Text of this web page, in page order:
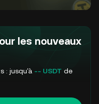
les nouveaux
: jusqu'à -- USDT de